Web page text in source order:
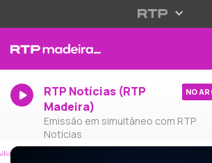
RTP Notícias (RTP
Madeira)
Emissão em simultâneo com RTP
Notícias
NO AR